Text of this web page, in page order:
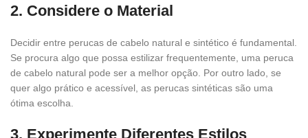
2. Considere o Material
Decidir entre perucas de cabelo natural e sintético é fundamental.
Se procura algo que possa estilizar frequentemente, uma peruca
de cabelo natural pode ser a melhor opção. Por outro lado, se
quer algo prático e acessível, as perucas sintéticas são uma
ótima escolha.
3. Experimente Diferentes Estilos